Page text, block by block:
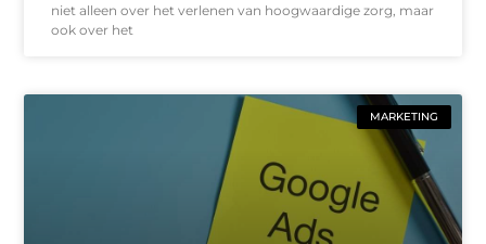
niet alleen over het verlenen van hoogwaardige zorg, maar
ook over het
MARKETING